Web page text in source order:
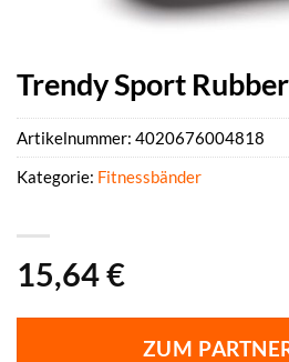
Trendy Sport
15,64€
ZUM
Artikelnummer: 4020676004818
Kategorie: Fitnessbänder